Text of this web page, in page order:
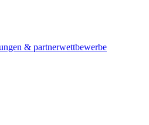
& partnerwettbewerbe